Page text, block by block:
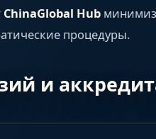
ChinaGlobal Hub
процедуры.
и